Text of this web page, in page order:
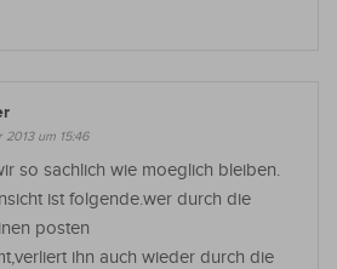
2013 um 15:46
so sachlich wie moeglich bleiben.
ist folgende.wer durch die
posten
ihn auch wieder durch die